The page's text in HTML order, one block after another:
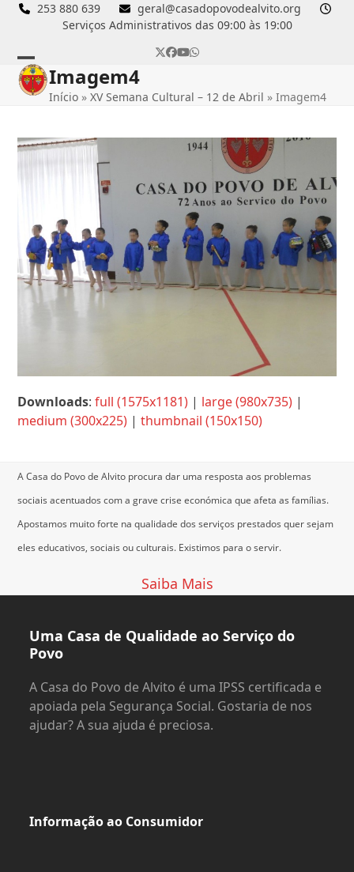
Skip
253 880 639
geral@casadopovodealvito.org
Serviços Administrativos das 09:00 às 19:00
Twitter
Facebook
YouTube
Whatsapp
Open
mobile
Close
mobile
Imagem4
Início »XV Semana Cultural – 12 de Abril »Imagem4
Downloads:full (1575x1181) | large (980x735) |
medium (300x225) |thumbnail (150x150)
A Casa do Povo de Alvito procura dar uma resposta aos problemas
sociais acentuados com a grave crise económica que afeta as famílias.
Apostamos muito forte na qualidade dos serviços prestados quer sejam
eles educativos, sociais ou culturais. Existimos para o servir.
Saiba Mais
Uma Casa de Qualidade ao Serviço do
Povo
A Casa do Povo de Alvito é uma IPSS certificada e
apoiada pela Segurança Social. Gostaria de nos
ajudar? A sua ajuda é preciosa.
Informação ao Consumidor